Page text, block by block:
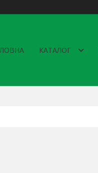
КАТАЛОГ